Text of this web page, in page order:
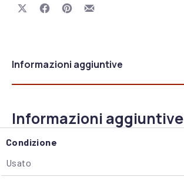
Share on XShare on Facebook
Share on Pinterest
Share by Email
Informazioni aggiuntive
Informazioni aggiuntive
Condizione
Usato